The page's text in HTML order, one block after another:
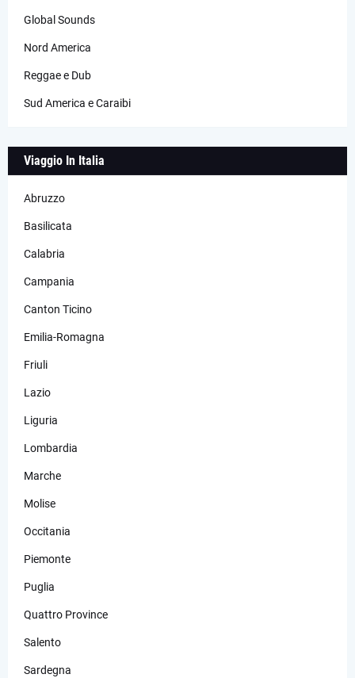
Global Sounds
Nord America
Reggae e Dub
Sud America e Caraibi
Viaggio In Italia
Abruzzo
Basilicata
Calabria
Campania
Canton Ticino
Emilia-Romagna
Friuli
Lazio
Liguria
Lombardia
Marche
Molise
Occitania
Piemonte
Puglia
Quattro Province
Salento
Sardegna